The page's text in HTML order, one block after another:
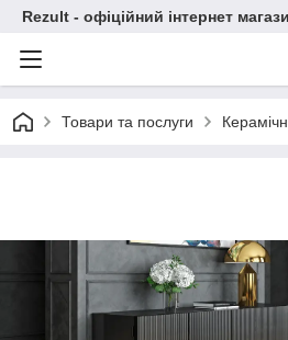
Rezult - офіційний інтернет
Товари та послуги